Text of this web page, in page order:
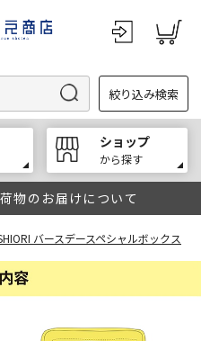
絞り込み検索
ショップ
から探す
物のお届けについて
バースデースペシャルボックス